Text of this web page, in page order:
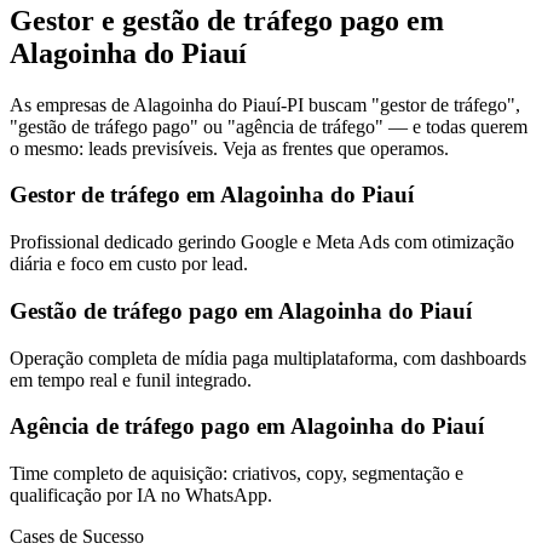
Gestor e gestão de tráfego pago em
Alagoinha do Piauí
As empresas de Alagoinha do Piauí-PI buscam "gestor de tráfego",
"gestão de tráfego pago" ou "agência de tráfego" — e todas querem
o mesmo: leads previsíveis. Veja as frentes que operamos.
Gestor de tráfego em Alagoinha do Piauí
Profissional dedicado gerindo Google e Meta Ads com otimização
diária e foco em custo por lead.
Gestão de tráfego pago em Alagoinha do Piauí
Operação completa de mídia paga multiplataforma, com dashboards
em tempo real e funil integrado.
Agência de tráfego pago em Alagoinha do Piauí
Time completo de aquisição: criativos, copy, segmentação e
qualificação por IA no WhatsApp.
Cases de Sucesso